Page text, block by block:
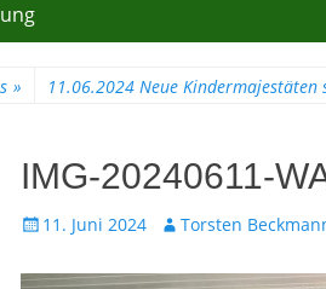
» 11.06.2024 Neue Kindermajestäten
IMG-20240611-
Gepostet
11. Juni 2024 AutorTorsten